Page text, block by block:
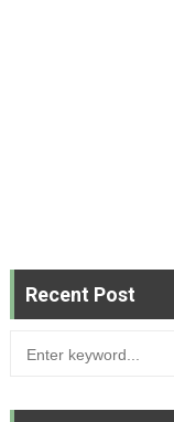
Recent Post